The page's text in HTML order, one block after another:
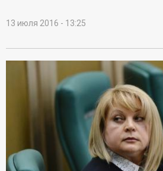
13 июля 2016 - 13:25